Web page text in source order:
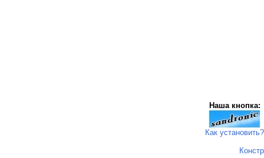
Наша кнопка:
Как установить?